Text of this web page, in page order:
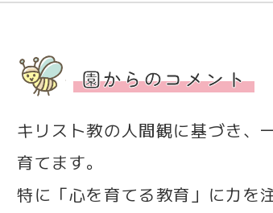
園からのコメント
キリスト教の人間観に基づき、
育てます。
特に「心を育てる教育」に力を